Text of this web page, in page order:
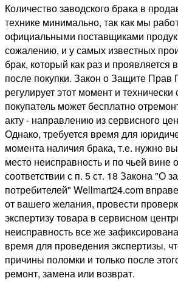
Количество заводского брака в
технике минимально, так как мы
официальными поставщиками
сожалению, и у самых известных
брак, который как раз и проявляется
после покупки. Закон о Защите Прав
регулирует этот момент и
покупатель может бесплатно
акту - направлению из сервисного
Однако, требуется время для
момента наличия брака, т.е. нужно
место неисправность и по чьей вине
соответствии с п. 5 ст. 18 Закона "О
потребителей" Wellmart24.com
от вашего желания, провести
экспертизу товара в сервисном
неисправность все же
время для проведения экспертизы,
причины поломки и только после
ремонт, замена или возврат.